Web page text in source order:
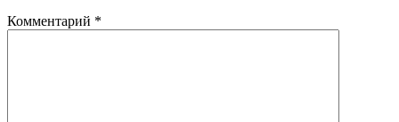
Комментарий *